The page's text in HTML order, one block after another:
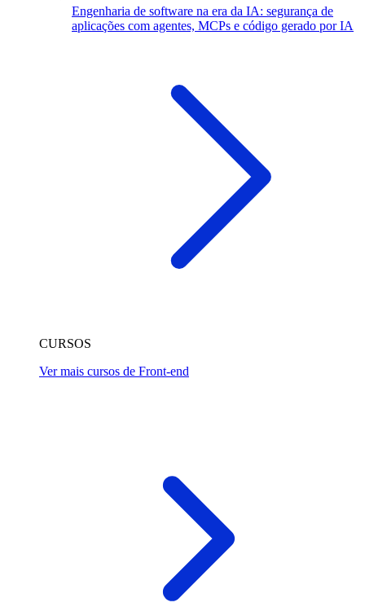
Engenharia de software na era da IA: segurança de
aplicações com agentes, MCPs e código gerado por IA
CURSOS
Ver mais cursos de Front-end